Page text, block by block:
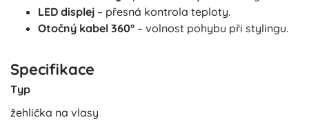
LED displej – přesná kontrola teploty.
Otočný kabel 360° – volnost pohybu při stylingu.
Specifikace
Typ
žehlička na vlasy